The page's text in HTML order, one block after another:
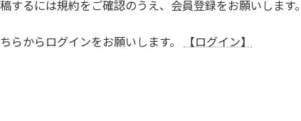
するには規約をご確認のうえ、会員登録をお願いします。
らからログインをお願いします。 【ログイン】